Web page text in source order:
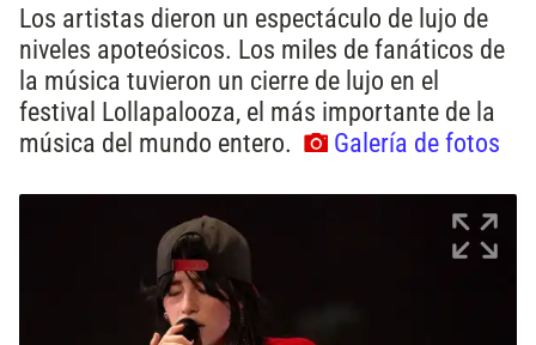
Los artistas dieron un espectáculo de lujo de
niveles apoteósicos. Los miles de fanáticos de
la música tuvieron un cierre de lujo en el
festival Lollapalooza, el más importante de la
música del mundo entero.
Galería de fotos